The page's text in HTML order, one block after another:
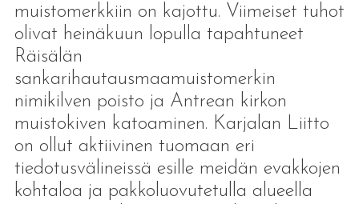
muistomerkkiin on kajottu. Viimeiset tuhot
olivat heinäkuun lopulla tapahtuneet
Räisälän
sankarihautausmaamuistomerkin
nimikilven poisto ja Antrean kirkon
muistokiven katoaminen. Karjalan Liitto
on ollut aktiivinen tuomaan eri
tiedotusvälineissä esille meidän evakkojen
kohtaloa ja pakkoluovutetulla alueella